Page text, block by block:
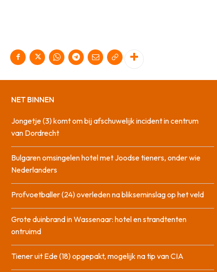
NET BINNEN
Jongetje (3) komt om bij afschuwelijk incident in centrum
van Dordrecht
Bulgaren omsingelen hotel met Joodse tieners, onder wie
Nederlanders
Profvoetballer (24) overleden na blikseminslag op het veld
Grote duinbrand in Wassenaar: hotel en strandtenten
ontruimd
Tiener uit Ede (18) opgepakt, mogelijk na tip van CIA